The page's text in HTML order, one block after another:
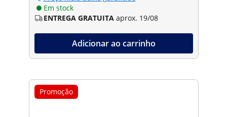
Em stock
ENTREGA GRATUITA aprox. 19/08
Adicionar ao carrinho
Promoção